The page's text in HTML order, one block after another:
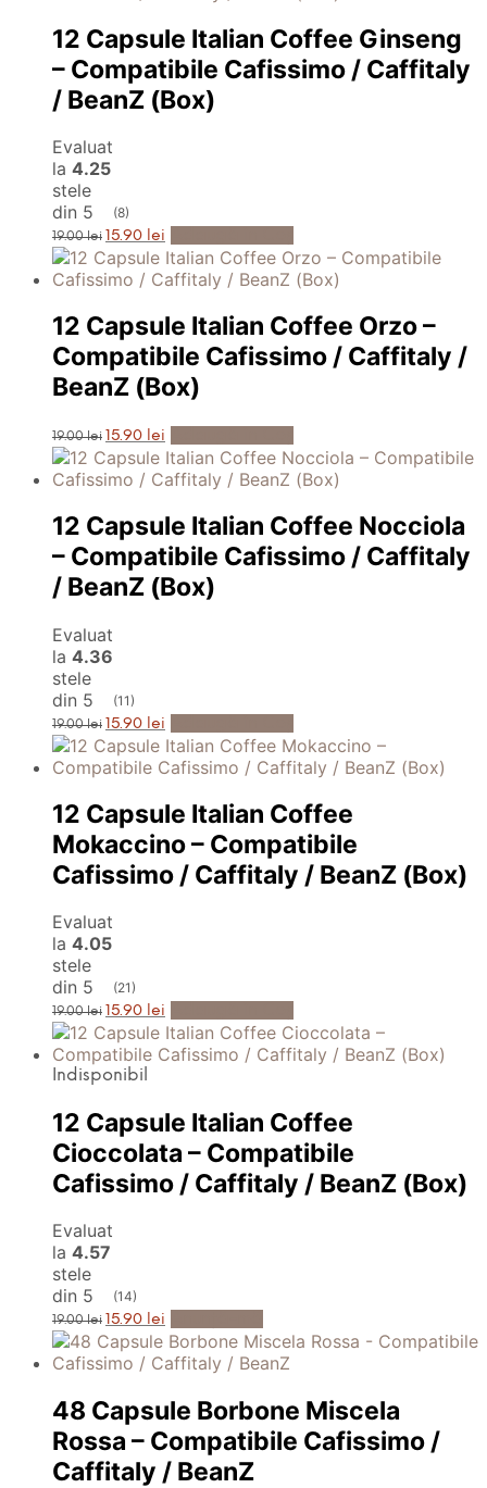
12 Capsule Italian Coffee Ginseng
– Compatibile Cafissimo / Caffitaly
/ BeanZ (Box)
Evaluat
la 4.25
stele
din 5
(8)
19.00lei Prețul
inițial
a
fost:
15.90 lei Prețul
curent
este:
15.90 lei.
12 Capsule Italian Coffee Orzo –
Compatibile Cafissimo / Caffitaly /
BeanZ (Box)
19.00lei Prețul
inițial
a
fost:
15.90 lei Prețul
curent
este:
15.90 lei.
12 Capsule Italian Coffee Nocciola
– Compatibile Cafissimo / Caffitaly
/ BeanZ (Box)
Evaluat
la 4.36
stele
din 5
(11)
19.00lei Prețul
inițial
a
fost:
15.90 lei Prețul
curent
este:
15.90 lei.
12 Capsule Italian Coffee
Mokaccino – Compatibile
Cafissimo / Caffitaly / BeanZ (Box)
Evaluat
la 4.05
stele
din 5
(21)
19.00lei Prețul
inițial
a
fost:
19.00 lei.
15.90 lei Prețul
curent
este:
15.90 lei.
Indisponibil
12 Capsule Italian Coffee
Cioccolata – Compatibile
Cafissimo / Caffitaly / BeanZ (Box)
Evaluat
la 4.57
stele
din 5
(14)
19.00lei Prețul
inițial
a
fost:
15.90 lei Prețul
curent
este:
15.90 lei.
48 Capsule Borbone Miscela
Rossa – Compatibile Cafissimo /
Caffitaly / BeanZ